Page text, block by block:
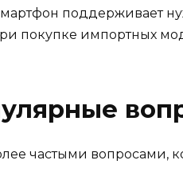
поддерживает
покупке импортных
частыми вопросами,